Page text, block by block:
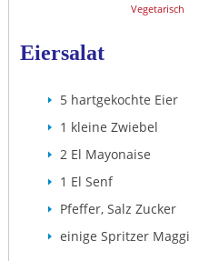
Vegetarisch
Eiersalat
5 hartgekochte Eier
1 kleine Zwiebel
2 El Mayonaise
1 El Senf
Pfeffer, Salz Zucker
einige Spritzer Maggi